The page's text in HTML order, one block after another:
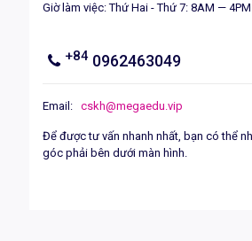
Giờ làm việc: Thứ Hai - Thứ 7: 8AM — 4PM
+84 0962463049
Email: cskh@megaedu.vip
Để được tư vấn nhanh nhất, bạn có thể
góc phải bên dưới màn hình.